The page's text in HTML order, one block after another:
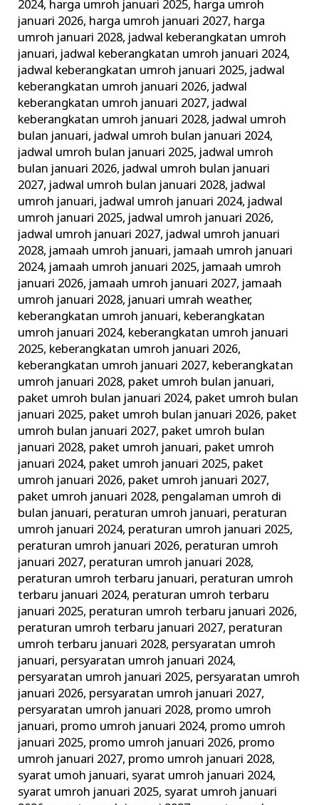
2024, harga umroh januari 2025, harga umroh
januari 2026, harga umroh januari 2027, harga
umroh januari 2028, jadwal keberangkatan umroh
januari, jadwal keberangkatan umroh januari 2024,
jadwal keberangkatan umroh januari 2025, jadwal
keberangkatan umroh januari 2026, jadwal
keberangkatan umroh januari 2027, jadwal
keberangkatan umroh januari 2028, jadwal umroh
bulan januari, jadwal umroh bulan januari 2024,
jadwal umroh bulan januari 2025, jadwal umroh
bulan januari 2026, jadwal umroh bulan januari
2027, jadwal umroh bulan januari 2028, jadwal
umroh januari, jadwal umroh januari 2024, jadwal
umroh januari 2025, jadwal umroh januari 2026,
jadwal umroh januari 2027, jadwal umroh januari
2028, jamaah umroh januari, jamaah umroh januari
2024, jamaah umroh januari 2025, jamaah umroh
januari 2026, jamaah umroh januari 2027, jamaah
umroh januari 2028, januari umrah weather,
keberangkatan umroh januari, keberangkatan
umroh januari 2024, keberangkatan umroh januari
2025, keberangkatan umroh januari 2026,
keberangkatan umroh januari 2027, keberangkatan
umroh januari 2028, paket umroh bulan januari,
paket umroh bulan januari 2024, paket umroh bulan
januari 2025, paket umroh bulan januari 2026, paket
umroh bulan januari 2027, paket umroh bulan
januari 2028, paket umroh januari, paket umroh
januari 2024, paket umroh januari 2025, paket
umroh januari 2026, paket umroh januari 2027,
paket umroh januari 2028, pengalaman umroh di
bulan januari, peraturan umroh januari, peraturan
umroh januari 2024, peraturan umroh januari 2025,
peraturan umroh januari 2026, peraturan umroh
januari 2027, peraturan umroh januari 2028,
peraturan umroh terbaru januari, peraturan umroh
terbaru januari 2024, peraturan umroh terbaru
januari 2025, peraturan umroh terbaru januari 2026,
peraturan umroh terbaru januari 2027, peraturan
umroh terbaru januari 2028, persyaratan umroh
januari, persyaratan umroh januari 2024,
persyaratan umroh januari 2025, persyaratan umroh
januari 2026, persyaratan umroh januari 2027,
persyaratan umroh januari 2028, promo umroh
januari, promo umroh januari 2024, promo umroh
januari 2025, promo umroh januari 2026, promo
umroh januari 2027, promo umroh januari 2028,
syarat umoh januari, syarat umroh januari 2024,
syarat umroh januari 2025, syarat umroh januari